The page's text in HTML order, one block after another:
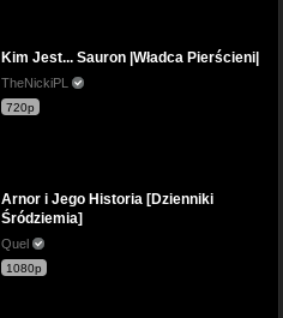
Kim Jest... Sauron |Władca Pierścieni|
TheNickiPL
720p
Arnor i Jego Historia [Dzienniki
Śródziemia]
Quel
1080p